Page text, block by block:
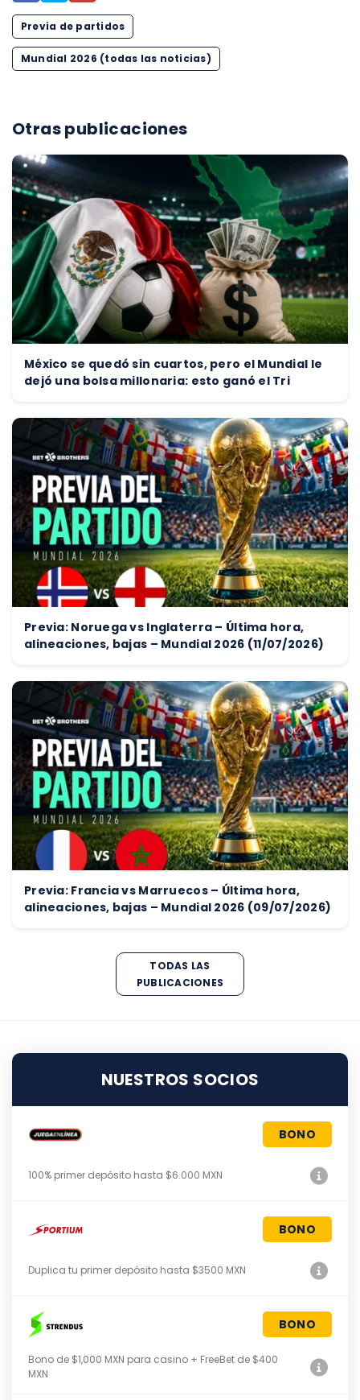
Previa de partidos
Mundial 2026 (todas las noticias)
Otras publicaciones
México se quedó sin cuartos, pero el Mundial le
dejó una bolsa millonaria: esto ganó el Tri
Previa: Noruega vs Inglaterra – Última hora,
alineaciones, bajas – Mundial 2026 (11/07/2026)
Previa: Francia vs Marruecos – Última hora,
alineaciones, bajas – Mundial 2026 (09/07/2026)
TODAS LAS
PUBLICACIONES
NUESTROS SOCIOS
BONO
100% primer depósito hasta $6.000 MXN
BONO
Duplica tu primer depósito hasta $3500 MXN
BONO
Bono de $1,000 MXN para casino + FreeBet de $400
MXN